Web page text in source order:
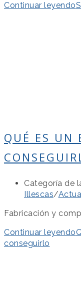
Continuar leyendo
QUÉ ES UN
Categoría de
Illescas/
Fabricación y
Continuar leyendo
conseguirlo